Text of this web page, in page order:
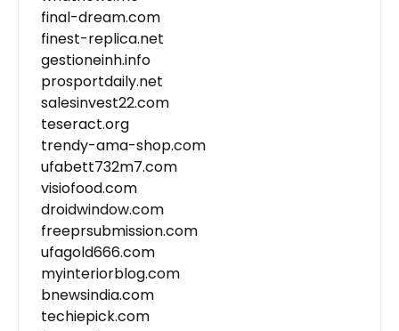
final-dream.com
finest-replica.net
gestioneinh.info
prosportdaily.net
salesinvest22.com
teseract.org
trendy-ama-shop.com
ufabett732m7.com
visiofood.com
droidwindow.com
freeprsubmission.com
ufagold666.com
myinteriorblog.com
bnewsindia.com
techiepick.com